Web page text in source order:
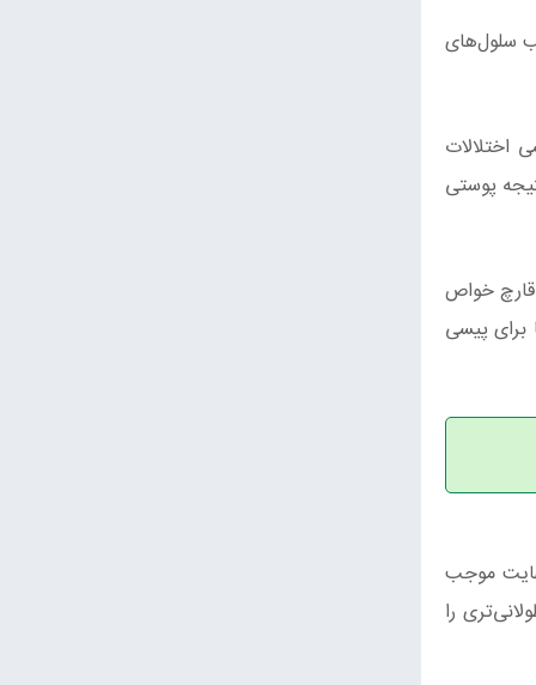
سلول‌های
اختلالات
پوستی
قارچ خواص
برای پیسی
موجب
را